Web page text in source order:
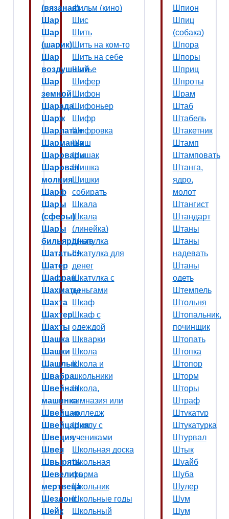
(вязаная)
Шар
Шар
(шарик)
Шар
воздушный
Шар
земной
Шарада
Шарж
Шарлатан
Шарманка
Шаровары
Шаровая
молния
Шарф
Шары
(сферы)
Шары
бильярдные
Шататься
Шатер
Шафран
Шахматы
Шахта
Шахтер
Шахты
Шашка
Шашки
Шашлык
Швабра
Швейная
машинка
Швейцар
Швейцария,
Швеция
Швея
Швырять
Шевелить
мертвеца
Шезлонг
Шейк
фильм (кино)
Шис
Шить
Шить на ком-то
Шить на себе
Шитье
Шифер
Шифон
Шифоньер
Шифр
Шифровка
Шиш
Шишак
Шишка
Шишки
собирать
Шкала
Шкала
(линейка)
Шкатулка
Шкатулка для
денег
Шкатулка с
деньгами
Шкаф
Шкаф с
одеждой
Шкварки
Школа
Школа и
школьники
Школа,
гимназия или
колледж
Школу с
учениками
Школьная доска
Школьная
форма
Школьник
Школьные годы
Школьный
Шпион
Шпиц
(собака)
Шпора
Шпоры
Шприц
Шпроты
Шрам
Штаб
Штабель
Штакетник
Штамп
Штамповать
Штанга,
ядро,
молот
Штангист
Штандарт
Штаны
Штаны
надевать
Штаны
одеть
Штемпель
Штольня
Штопальник,
починщик
Штопать
Штопка
Штопор
Шторм
Шторы
Штраф
Штукатур
Штукатурка
Штурвал
Штык
Шуайб
Шуба
Шулер
Шум
Шум